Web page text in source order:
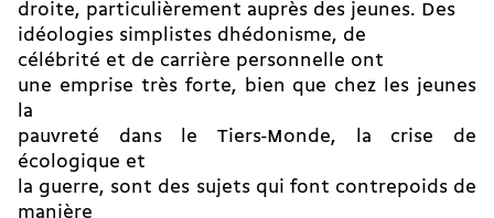
droite, particulièrement auprès des jeunes. Des
idéologies simplistes dhédonisme, de
célébrité et de carrière personnelle ont
une emprise très forte, bien que chez les jeunes
la
pauvreté dans le Tiers-Monde, la crise de
écologique et
la guerre, sont des sujets qui font contrepoids de
manière